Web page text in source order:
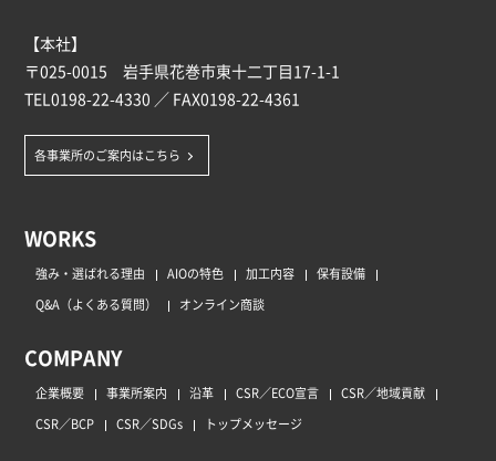
【本社】
〒025-0015 岩手県花巻市東十二丁目17-1-1
TEL0198-22-4330 ／ FAX0198-22-4361
各事業所のご案内はこちら
WORKS
強み・選ばれる理由 AIOの特色 加工内容
保有設備
Q&A（よくある質問）
オンライン商談
COMPANY
企業概要 事業所案内 沿革 CSR／ECO宣言
CSR／地域貢献
CSR／BCP
CSR／SDGs トップメッセージ